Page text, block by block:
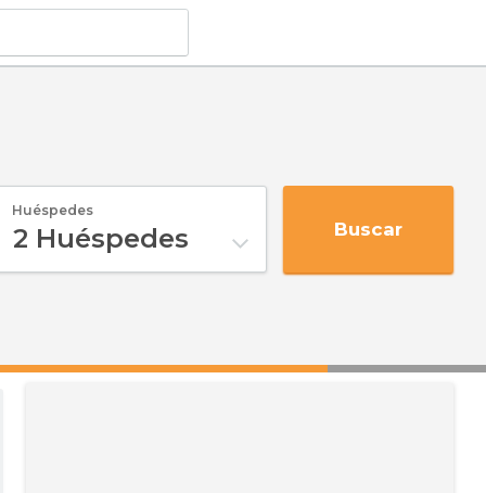
Huéspedes
2 Huéspedes Buscar